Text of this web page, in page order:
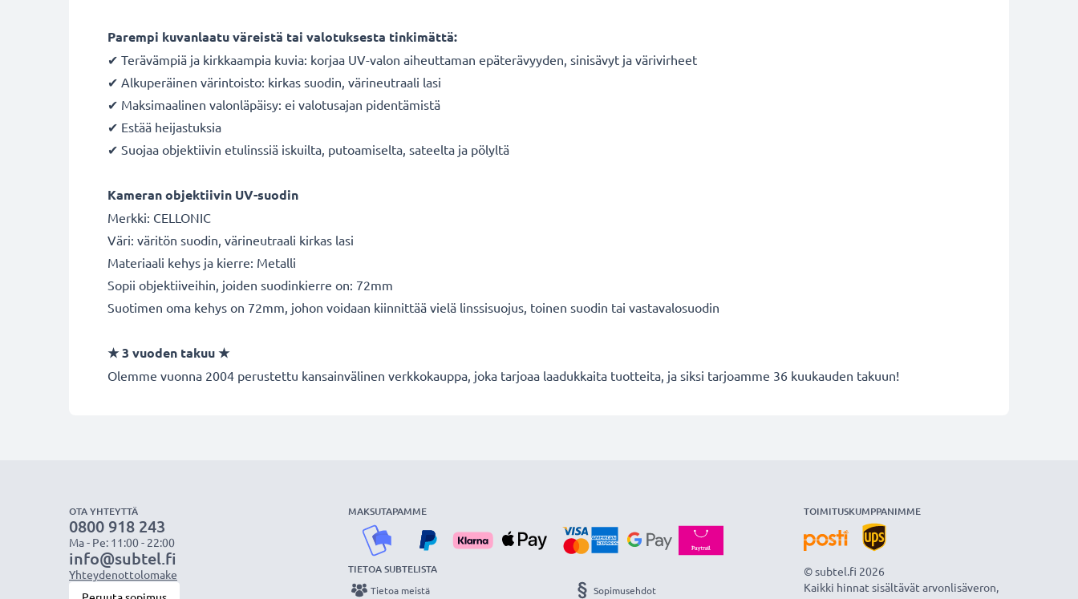
Parempi kuvanlaatu väreistä tai valotuksesta tinkimättä:
✔ Terävämpiä ja kirkkaampia kuvia: korjaa UV-valon aiheuttaman epäterävyyden, sinisävyt ja värivirheet
✔ Alkuperäinen värintoisto: kirkas suodin, värineutraali lasi
✔ Maksimaalinen valonläpäisy: ei valotusajan pidentämistä
✔ Estää heijastuksia
✔ Suojaa objektiivin etulinssiä iskuilta, putoamiselta, sateelta ja pölyltä
Kameran objektiivin UV-suodin
Merkki: CELLONIC
Väri: väritön suodin, värineutraali kirkas lasi
Materiaali kehys ja kierre: Metalli
Sopii objektiiveihin, joiden suodinkierre on: 72mm
Suotimen oma kehys on 72mm, johon voidaan kiinnittää vielä linssisuojus, toinen suodin tai vastavalosuodin
★ 3 vuoden takuu ★
Olemme vuonna 2004 perustettu kansainvälinen verkkokauppa, joka tarjoaa laadukkaita tuotteita, ja siksi tarjoamme 36 kuukauden takuun!
OTA YHTEYTTÄ
0800 918 243
Ma - Pe: 11:00 - 22:00
info@subtel.fi
Yhteydenottolomake
MAKSUTAPAMME
TIETOA SUBTELISTA
Tietoa meistä Sopimusehdot
TOIMITUSKUMPPANIMME
© subtel.fi 2026
Kaikki hinnat sisältävät arvonlisäveron,